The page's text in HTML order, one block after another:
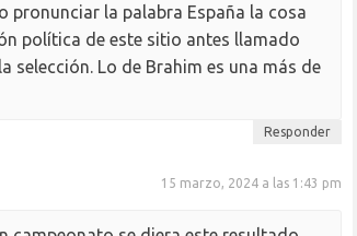
pronunciar la palabra España la cosa
política de este sitio antes llamado
selección. Lo de Brahim es una más de
Responder
15 marzo, 2024 a las 1:43 pm